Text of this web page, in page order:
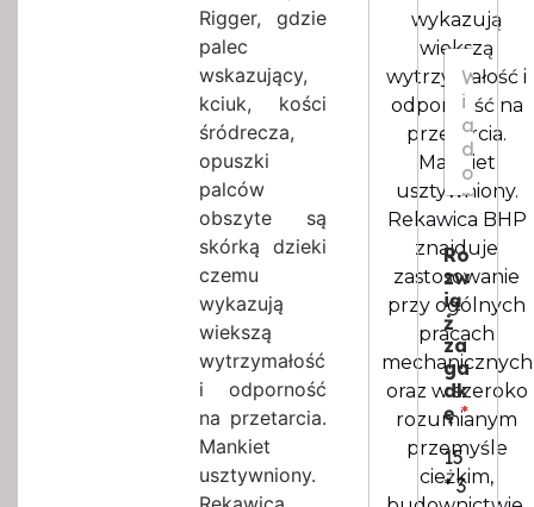
Rigger, gdzie
palec
wskazujący,
kciuk, kości
śródrecza,
opuszki
palców
obszyte są
skórką dzieki
czemu
wykazują
wiekszą
wytrzymałość
i odporność
na przetarcia.
Mankiet
usztywniony.
wykazują
wiekszą
wytrzymałość i
odporność na
przetarcia.
Mankiet
usztywniony.
Rekawica BHP
znajduje
zastosowanie
przy ogólnych
pracach
mechanicznych
oraz w szeroko
rozumianym
przemyśle
cieżkim,
ć
r
*
ś
ć
*
W
i
a
d
o
m
o
s
c
*
Ro
zw
ią
ż
za
ga
dk
ę*
15
* 3